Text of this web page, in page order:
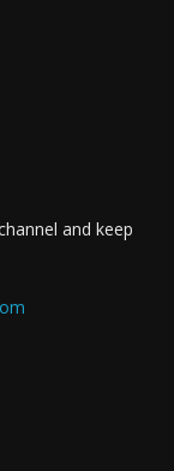
and keep